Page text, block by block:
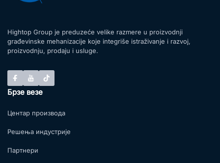
Hightop Group je preduzeće velike razmere u proizvodnji
građevinske mehanizacije koje integriše istraživanje i razvoj,
proizvodnju, prodaju i usluge.
Брзе везе
Центар производа
Решења индустрије
Партнери